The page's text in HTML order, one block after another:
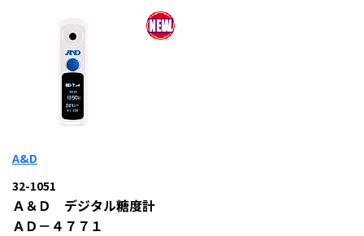
A&D
32-1051
Ａ＆Ｄ デジタル糖度計
ＡＤ－４７７１